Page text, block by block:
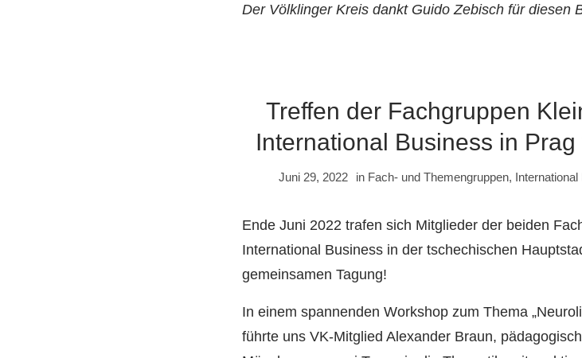
Der Völklinger Kreis dankt Guido Zebisch für diesen
Treffen der Fachgruppen
International Business in
Juni 29, 2022 in Fach- und Themengruppen,
Ende Juni 2022 trafen sich Mitglieder der beiden
International Business in der tschechischen
gemeinsamen Tagung!
In einem spannenden Workshop zum Thema
führte uns VK-Mitglied Alexander Braun,